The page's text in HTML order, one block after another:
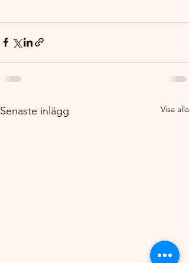
Senaste inlägg Visa alla